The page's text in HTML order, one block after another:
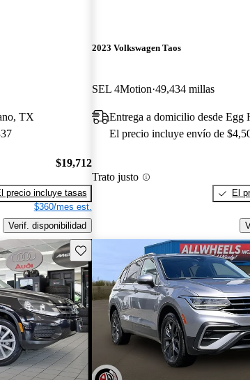
TX
$19,712
precio incluye tasas
$360/mes est.
Verif. disponibilidad
2023 Volkswagen Taos
SEL 4Motion 49,434 millas
El precio incluye envío de
Trato justo
El
Guarda este Aviso